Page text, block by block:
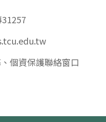
個資保護聯絡窗口